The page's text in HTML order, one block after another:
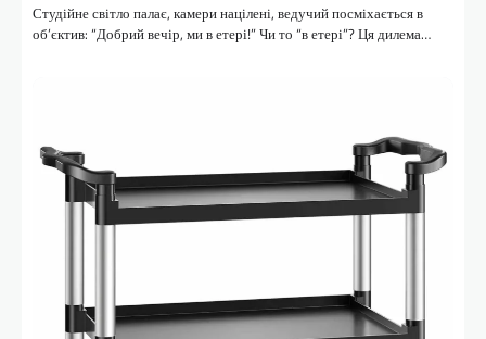
Студійне світло палає, камери націлені, ведучий посміхається в
об’єктив: “Добрий вечір, ми в етері!” Чи то “в етері”? Ця дилема…